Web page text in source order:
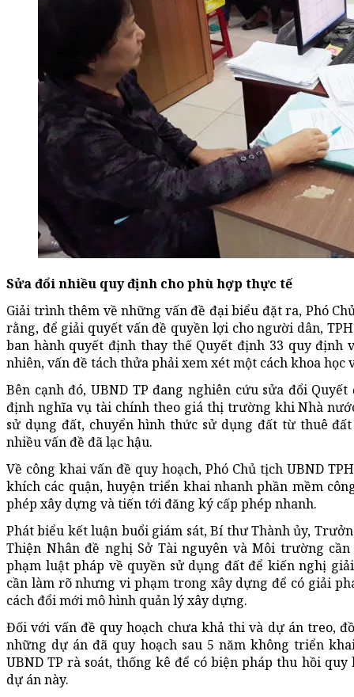
Sửa đổi nhiều quy định cho phù hợp thực tế
Giải trình thêm về những vấn đề đại biểu đặt ra, Phó
rằng, để giải quyết vấn đề quyền lợi cho người dân,
ban hành quyết định thay thế Quyết định 33 quy định
nhiên, vấn đề tách thửa phải xem xét một cách khoa học
Bên cạnh đó, UBND TP đang nghiên cứu sửa đổi
định nghĩa vụ tài chính theo giá thị trường khi Nhà
sử dụng đất, chuyển hình thức sử dụng đất từ thuê
nhiều vấn đề đã lạc hậu.
Về công khai vấn đề quy hoạch, Phó Chủ tịch UBND
khích các quận, huyện triển khai nhanh phần mềm
phép xây dựng và tiến tới đăng ký cấp phép nhanh.
Phát biểu kết luận buổi giám sát, Bí thư Thành ủy,
Thiện Nhân đề nghị Sở Tài nguyên và Môi trường
phạm luật pháp về quyền sử dụng đất để kiến nghị
cần làm rõ nhưng vi phạm trong xây dựng để có giải
cách đổi mới mô hình quản lý xây dựng.
Đối với vấn đề quy hoạch chưa khả thi và dự án treo,
những dự án đã quy hoạch sau 5 năm không triển
UBND TP rà soát, thống kê để có biện pháp thu hồi
dự án này.